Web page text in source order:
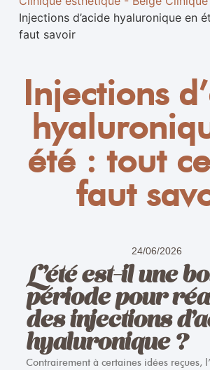
Injections d’acide hyaluronique en
faut savoir
Injections
été : tout ce
faut
24/06/2026
L’été est-il une
période pour
des injections
hyaluronique ?
Contrairement à certaines idées reçues, l’